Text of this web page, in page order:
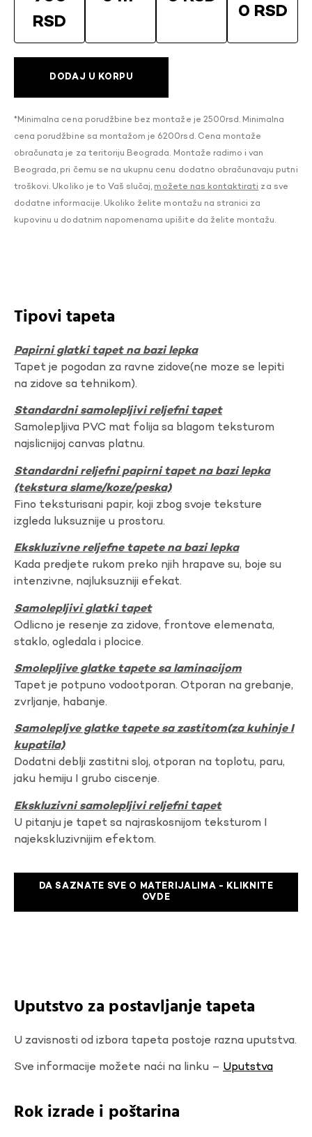
RSD
0 RSD
DODAJ U KORPU
*Minimalna cena porudžbine bez montaže je 2500rsd. Minimalna
cena porudžbine sa montažom je 6200rsd. Cena montaže
obračunata je za teritoriju Beograda. Montaže radimo i van
Beograda, pri čemu se na ukupnu cenu dodatno obračunavaju putni
troškovi. Ukoliko je to Vaš slučaj, možete nas kontaktirati za sve
dodatne informacije. Ukoliko želite montažu na stranici za
kupovinu u dodatnim napomenama upišite da želite montažu.
Tipovi tapeta
Papirni glatki tapet na bazi lepka
Tapet je pogodan za ravne zidove(ne moze se lepiti
na zidove sa tehnikom).
Standardni samolepljivi reljefni tapet
Samolepljiva PVC mat folija sa blagom teksturom
najslicnijoj canvas platnu.
Standardni reljefni papirni tapet na bazi lepka
(tekstura slame/koze/peska)
Fino teksturisani papir, koji zbog svoje teksture
izgleda luksuznije u prostoru.
Ekskluzivne reljefne tapete na bazi lepka
Kada predjete rukom preko njih hrapave su, boje su
intenzivne, najluksuzniji efekat.
Samolepljivi glatki tapet
Odlicno je resenje za zidove, frontove elemenata,
staklo, ogledala i plocice.
Smolepljive glatke tapete sa laminacijom
Tapet je potpuno vodootporan. Otporan na grebanje,
zvrljanje, habanje.
Samolepljve glatke tapete sa zastitom(za kuhinje I
kupatila)
Dodatni deblji zastitni sloj, otporan na toplotu, paru,
jaku hemiju I grubo ciscenje.
Ekskluzivni samolepljivi reljefni tapet
U pitanju je tapet sa najraskosnijom teksturom I
najekskluzivnijim efektom.
DA SAZNATE SVE O MATERIJALIMA - KLIKNITE
OVDE
Uputstvo za postavljanje tapeta
U zavisnosti od izbora tapeta postoje razna uputstva.
Sve informacije možete naći na linku – Uputstva
Rok izrade i poštarina